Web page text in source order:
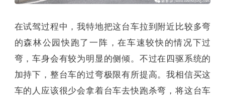
在试驾过程中，我特地把这台车拉到附近比较多弯
的森林公园快跑了一阵，在车速较快的情况下过
弯，车身会有较为明显的侧倾。不过在四驱系统的
加持下，整台车的过弯极限有所提高。我相信买这
车的人应该很少会拿着台车去快跑杀弯，将这台车